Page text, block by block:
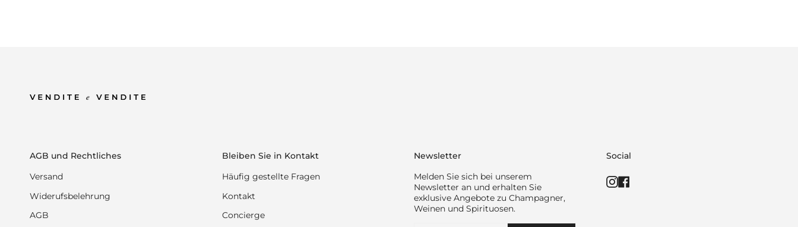
AGB und Rechtliches
Versand
Widerufsbelehrung
AGB
Bleiben Sie in Kontakt
Häufig gestellte Fragen
Kontakt
Concierge
Newsletter
Melden Sie sich bei unserem
Newsletter an und erhalten Sie
exklusive Angebote zu Champagner,
Weinen und Spirituosen.
Social
Instagram